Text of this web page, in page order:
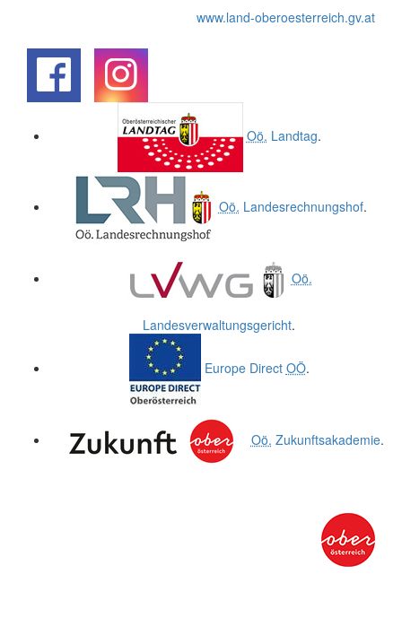
www.land-oberoesterreich.gv.at
Oö. Landtag.
Oö. Landesrechnungshof.
Oö.
Landesverwaltungsgericht.
Europe Direct OÖ.
Oö. Zukunftsakademie.